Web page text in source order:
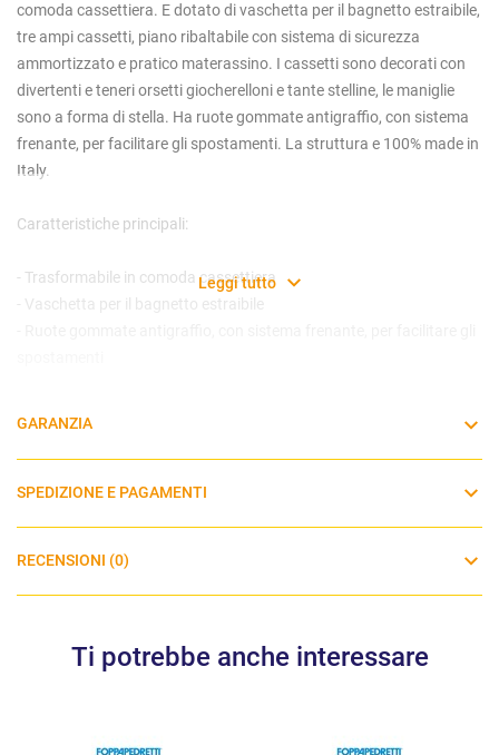
comoda cassettiera. E dotato di vaschetta per il bagnetto estraibile,
tre ampi cassetti, piano ribaltabile con sistema di sicurezza
ammortizzato e pratico materassino. I cassetti sono decorati con
divertenti e teneri orsetti giocherelloni e tante stelline, le maniglie
sono a forma di stella. Ha ruote gommate antigraffio, con sistema
frenante, per facilitare gli spostamenti. La struttura e 100% made in
Italy.
Caratteristiche principali:
- Trasformabile in comoda cassettiera
- Vaschetta per il bagnetto estraibile
Dimensioni aperto: 131 x 50 x 69 cm
Dimensioni chiuso: 89 x 47 x 69 cm
Leggi tutto
GARANZIA
SPEDIZIONE E PAGAMENTI
RECENSIONI (0)
Ti potrebbe anche interessare